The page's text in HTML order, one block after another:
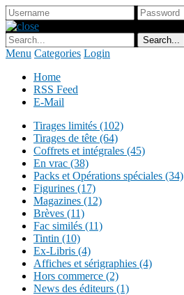
Menu Categories Login
Home
RSS Feed
E-Mail
Tirages limités (102)
Tirages de tête (64)
Coffrets et intégrales (45)
En vrac (38)
Packs et Opérations spéciales (34)
Figurines (17)
Magazines (12)
Brèves (11)
Fac similés (11)
Tintin (10)
Ex-Libris (4)
Affiches et sérigraphies (4)
Hors commerce (2)
News des éditeurs (1)